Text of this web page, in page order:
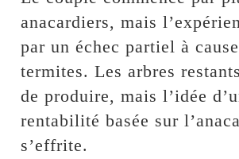
anacardiers, mais
par un échec partiel à
termites. Les arbres
de produire, mais l’idée
rentabilité basée sur
s’effrite.